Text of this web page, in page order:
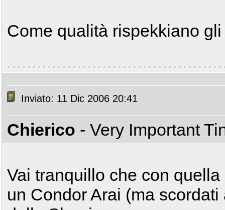
Come qualità rispekkiano
Inviato: 11 Dic 2006 20:41
Chierico - Very Important
Vai tranquillo che con
un Condor Arai (ma